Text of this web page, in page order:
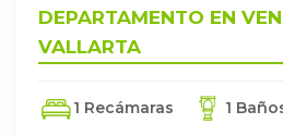
DEPARTAMENTO EN
VALLARTA
1 Recámaras 1